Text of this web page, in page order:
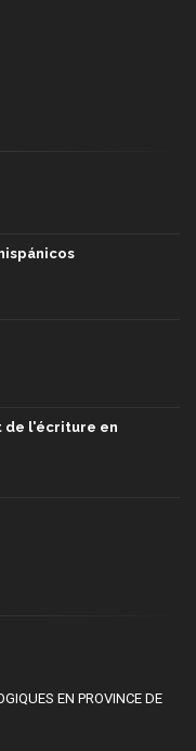
de l'écriture en
EN PROVINCE DE